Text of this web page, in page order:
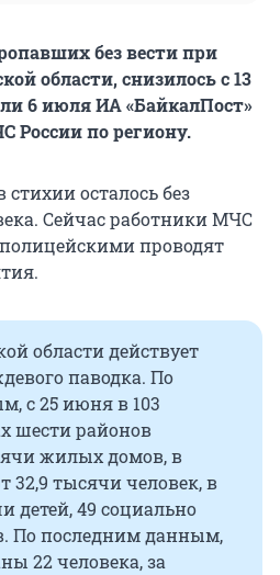
без вести при
области, снизилось с 13
6 июля ИА «БайкалПост»
России по региону.
осталось без
Сейчас работники МЧС
проводят
области действует
паводка. По
с 25 июня в 103
шести районов
жилых домов, в
тысячи человек, в
детей, 49 социально
По последним данным,
22 человека, за